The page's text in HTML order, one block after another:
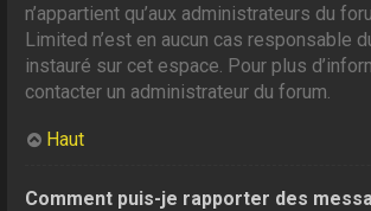
n’appartient qu’aux administrateurs du
Limited n’est en aucun cas responsable
instauré sur cet espace. Pour plus
contacter un administrateur du forum.
Haut
Comment puis-je rapporter des